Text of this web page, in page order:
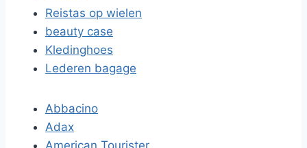
Reistas op wielen
beauty case
Kledinghoes
Lederen bagage
Abbacino
Adax
American Tourister